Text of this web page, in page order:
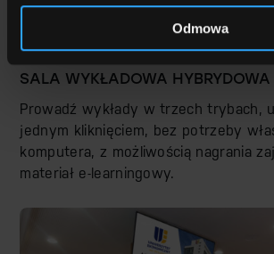
Odmowa
SALA WYKŁADOWA HYBRYDOWA
Prowadź wykłady w trzech trybach,
jednym kliknięciem, bez potrzeby
komputera, z możliwością nagrania
materiał e-learningowy.